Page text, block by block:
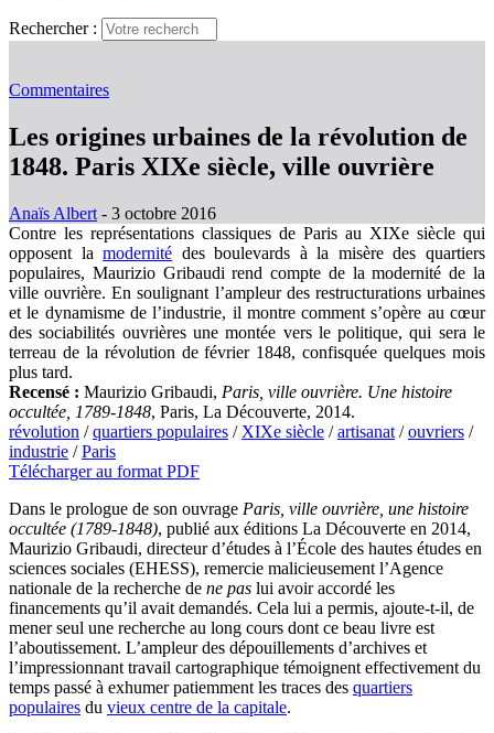
Rechercher :
Commentaires
Les origines urbaines de la révolution de
1848. Paris XIXe siècle, ville ouvrière
Anaïs Albert - 3 octobre 2016
Contre les représentations classiques de Paris au XIXe siècle qui
opposent lamodernité des boulevards à la misère des quartiers
populaires, Maurizio Gribaudi rend compte de la modernité de la
ville ouvrière. En soulignant l’ampleur des restructurations urbaines
et le dynamisme de l’industrie, il montre comment s’opère au cœur
des sociabilités ouvrières une montée vers le politique, qui sera le
terreau de la révolution de février 1848, confisquée quelques mois
plus tard.
Recensé : Maurizio Gribaudi, Paris, ville ouvrière. Une histoire
occultée, 1789‑1848, Paris, La Découverte, 2014.
révolution /quartiers populaires / XIXe siècle /artisanat /ouvriers /
industrie /Paris
Télécharger au format PDF
Dans le prologue de son ouvrage Paris, ville ouvrière, une histoire
occultée (1789‑1848), publié aux éditions La Découverte en 2014,
Maurizio Gribaudi, directeur d’études à l’École des hautes études en
sciences sociales (EHESS), remercie malicieusement l’Agence
nationale de la recherche de ne pas lui avoir accordé les
financements qu’il avait demandés. Cela lui a permis, ajoute-t-il, de
mener seul une recherche au long cours dont ce beau livre est
l’aboutissement. L’ampleur des dépouillements d’archives et
l’impressionnant travail cartographique témoignent effectivement du
temps passé à exhumer patiemment les traces des quartiers
populaires du vieux centre de la capitale.